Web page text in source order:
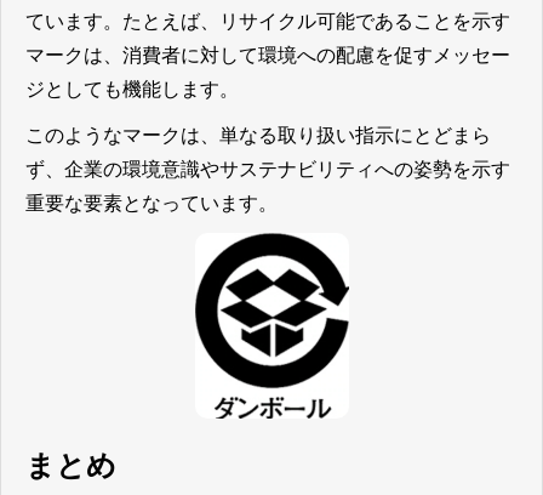
ています。たとえば、リサイクル可能であることを示す
マークは、消費者に対して環境への配慮を促すメッセー
ジとしても機能します。
このようなマークは、単なる取り扱い指示にとどまら
ず、企業の環境意識やサステナビリティへの姿勢を示す
重要な要素となっています。
まとめ